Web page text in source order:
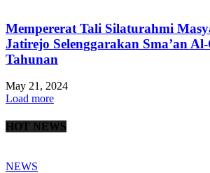
Mempererat Tali Silaturahmi
Jatirejo Selenggarakan Sma’an
Tahunan
May 21, 2024
Load more
HOT NEWS
NEWS